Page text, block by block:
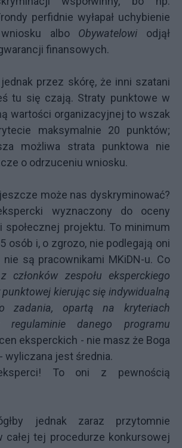
perfidnie wyłapał uchybienie
albo Obywatelowi odjął
finansowych.
przez skórę, że inni szatani
tu się czają. Straty punktowe w
wartości organizacyjnej to wszak
maksymalnie 20 punktów;
możliwa strata punktowa nie
o odrzuceniu wniosku.
może nas dyskryminować?
wyznaczony do oceny
społecznej projektu. To minimum
osób i, o zgrozo, nie podlegają oni
są pracownikami MKiDN-u. Co
członków zespołu eksperckiego
punktowej kierując się indywidualną
zadania, opartą na kryteriach
regulaminie danego programu
eksperckich - nie masz że Boga
wyliczana jest średnia.
To oni z pewnością
jednak zaraz przytomnie
całej tej procedurze konkursowej